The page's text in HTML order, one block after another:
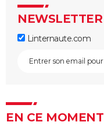
NEWSLETTER
Linternaute.com
EN CE MOMENT